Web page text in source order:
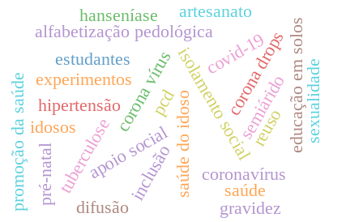
corona vírusisolamento socialsemiárido
estudantes
apoio socialsaúde do idoso educação em solos
alfabetização pedológica corona drops
coronavírus
experimentos
hipertensão
covid-19
saúde
artesanato
reuso
tuberculose
hanseníase
idosos
inclusão
pcd
promoção da saúdepré-natal
gravidez
difusão
sexualidade